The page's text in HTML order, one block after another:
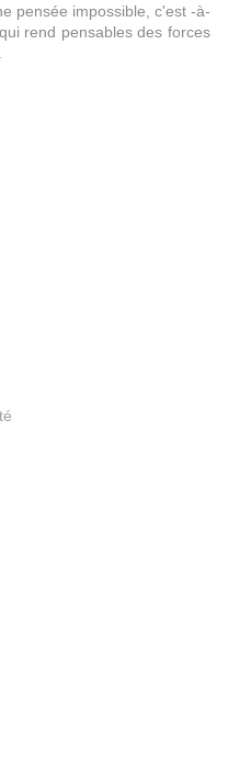
pensée impossible, c'est -à-
rend pensables des forces